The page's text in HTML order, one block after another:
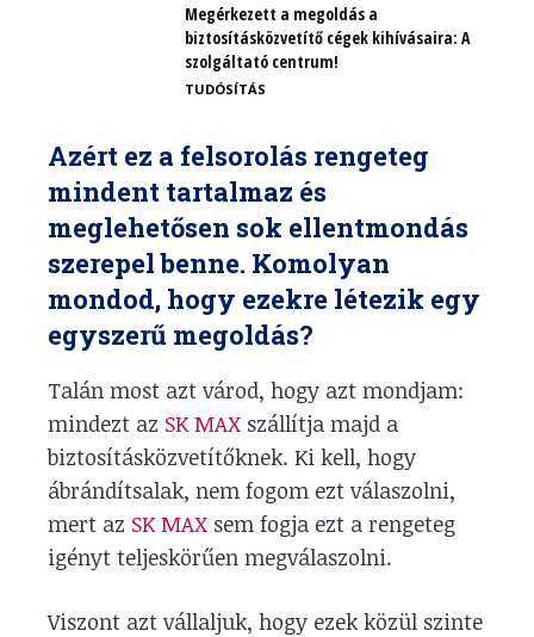
Megérkezett a megoldás a
biztosításközvetítő cégek kihívásaira: A
szolgáltató centrum!
TUDÓSÍTÁS
Azért ez a felsorolás rengeteg
mindent tartalmaz és
meglehetősen sok ellentmondás
szerepel benne. Komolyan
mondod, hogy ezekre létezik egy
egyszerű megoldás?
Talán most azt várod, hogy azt mondjam:
mindezt az SK MAX szállítja majd a
biztosításközvetítőknek. Ki kell, hogy
ábrándítsalak, nem fogom ezt válaszolni,
mert az SK MAX sem fogja ezt a rengeteg
igényt teljeskörűen megválaszolni.
Viszont azt vállaljuk, hogy ezek közül szinte